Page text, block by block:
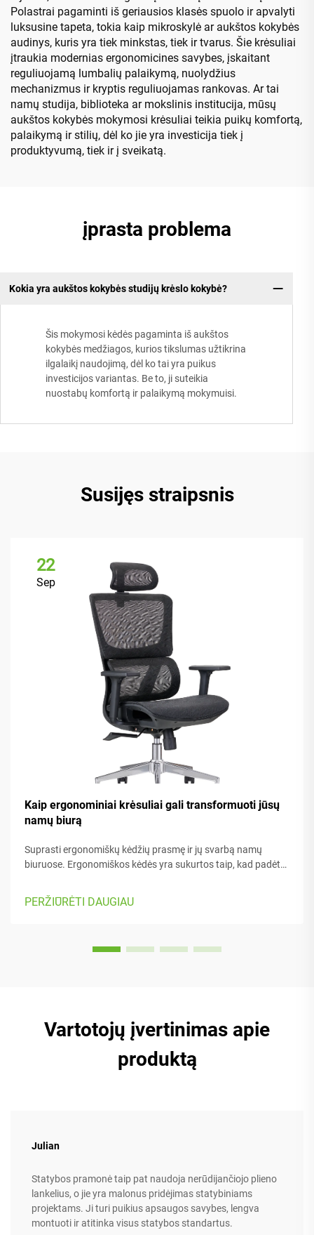
Polastrai pagaminti iš geriausios klasės spuolo ir apvalyti
luksusine tapeta, tokia kaip mikroskylė ar aukštos kokybės
audinys, kuris yra tiek minkstas, tiek ir tvarus. Šie krėsuliai
įtraukia modernias ergonomicines savybes, įskaitant
reguliuojamą lumbalių palaikymą, nuolydžius
mechanizmus ir kryptis reguliuojamas rankovas. Ar tai
namų studija, biblioteka ar mokslinis institucija, mūsų
aukštos kokybės mokymosi krėsuliai teikia puikų komfortą,
palaikymą ir stilių, dėl ko jie yra investicija tiek į
produktyvumą, tiek ir į sveikatą.
įprasta problema
Kokia yra aukštos kokybės studijų krėslo kokybė?
Šis mokymosi kėdės pagaminta iš aukštos
kokybės medžiagos, kurios tikslumas užtikrina
ilgalaikį naudojimą, dėl ko tai yra puikus
investicijos variantas. Be to, ji suteikia
nuostabų komfortą ir palaikymą mokymuisi.
Susijęs straipsnis
22
Sep
Kaip ergonominiai krėsuliai gali transformuoti jūsų
namų biurą
Suprasti ergonomiškų kėdžių prasmę ir jų svarbą namų
biuruose. Ergonomiškos kėdės yra sukurtos taip, kad padėtų
reguliuojamų dalių, kurios tinka skirtingam kūno tipui bei
pageidavimams. Daugelyje modelių yra...
PERŽIŪRĖTI DAUGIAU
Vartotojų įvertinimas apie
produktą
Julian
Statybos pramonė taip pat naudoja nerūdijančiojo plieno
lankelius, o jie yra malonus pridėjimas statybiniams
projektams. Ji turi puikius apsaugos savybes, lengva
montuoti ir atitinka visus statybos standartus.